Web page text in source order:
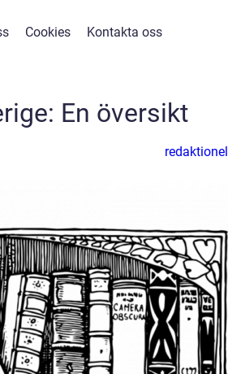
Cookies Kontakta oss
En översikt
redaktionel